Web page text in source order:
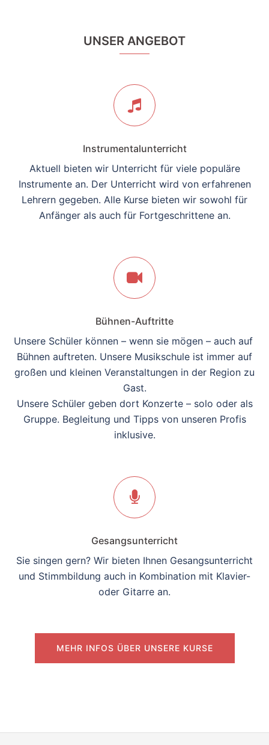
UNSER ANGEBOT
Instrumentalunterricht
Aktuell bieten wir Unterricht für viele populäre
Instrumente an. Der Unterricht wird von erfahrenen
Lehrern gegeben. Alle Kurse bieten wir sowohl für
Anfänger als auch für Fortgeschrittene an.
Bühnen-Auftritte
Unsere Schüler können – wenn sie mögen – auch auf
Bühnen auftreten. Unsere Musikschule ist immer auf
großen und kleinen Veranstaltungen in der Region zu
Gast.
Unsere Schüler geben dort Konzerte – solo oder als
Gruppe. Begleitung und Tipps von unseren Profis
inklusive.
Gesangsunterricht
Sie singen gern? Wir bieten Ihnen Gesangsunterricht
und Stimmbildung auch in Kombination mit Klavier-
oder Gitarre an.
MEHR INFOS ÜBER UNSERE KURSE